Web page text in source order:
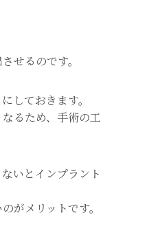
せるのです。
しておきます。
るため、手術の工
いとインプラント
がメリットです。